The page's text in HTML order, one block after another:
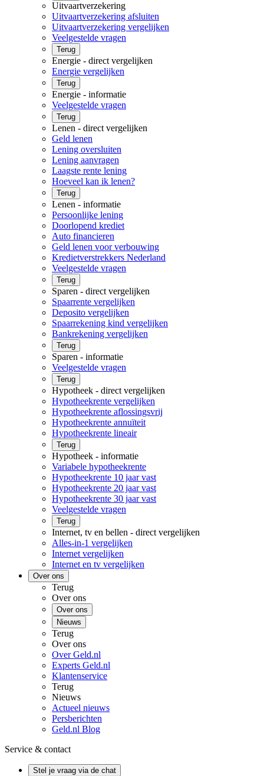
Uitvaartverzekering
Uitvaartverzekering afsluiten
Uitvaartverzekering vergelijken
Veelgestelde vragen
Terug
Energie - direct vergelijken
Energie vergelijken
Terug
Energie - informatie
Veelgestelde vragen
Terug
Lenen - direct vergelijken
Geld lenen
Lening oversluiten
Lening aanvragen
Laagste rente lening
Hoeveel kan ik lenen?
Terug
Lenen - informatie
Persoonlijke lening
Doorlopend krediet
Auto financieren
Geld lenen voor verbouwing
Kredietverstrekkers Nederland
Veelgestelde vragen
Terug
Sparen - direct vergelijken
Spaarrente vergelijken
Deposito vergelijken
Spaarrekening kind vergelijken
Bankrekening vergelijken
Terug
Sparen - informatie
Veelgestelde vragen
Terug
Hypotheek - direct vergelijken
Hypotheekrente vergelijken
Hypotheekrente aflossingsvrij
Hypotheekrente annuïteit
Hypotheekrente lineair
Terug
Hypotheek - informatie
Variabele hypotheekrente
Hypotheekrente 10 jaar vast
Hypotheekrente 20 jaar vast
Hypotheekrente 30 jaar vast
Veelgestelde vragen
Terug
Internet, tv en bellen - direct vergelijken
Alles-in-1 vergelijken
Internet vergelijken
Internet en tv vergelijken
Over ons
Terug
Over ons
Over ons
Nieuws
Terug
Over ons
Over Geld.nl
Experts Geld.nl
Klantenservice
Terug
Nieuws
Actueel nieuws
Persberichten
Geld.nl Blog
Service & contact
Stel je vraag via de chat